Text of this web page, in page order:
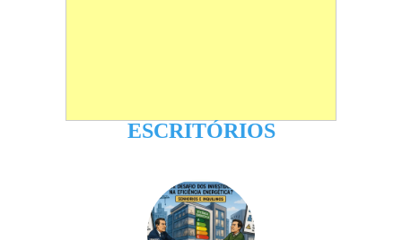
ESCRITÓRIOS